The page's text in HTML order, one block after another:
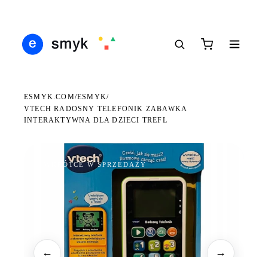
ESMYK.COM/ESMYK/
VTECH RADOSNY TELEFONIK ZABAWKA
INTERAKTYWNA DLA DZIECI TREFL
WKRÓTCE W SPRZEDAŻY
← →